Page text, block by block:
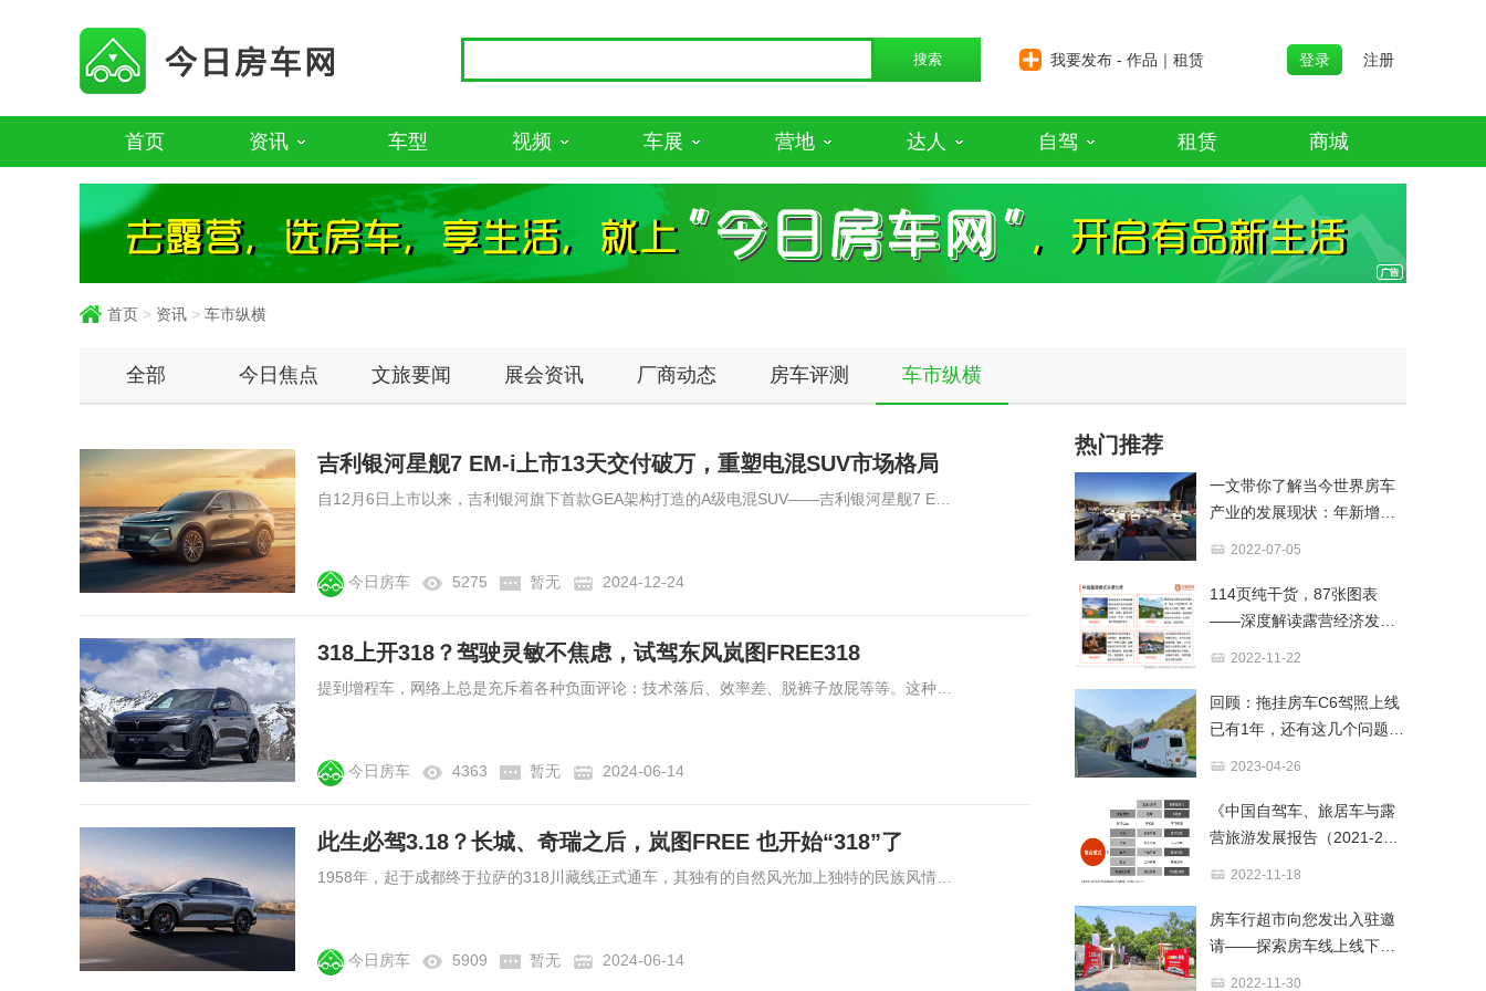
我要发布 - 作品｜租赁 注册
登录
首页 资讯 车型 视频 车展 营地 达人 自驾 租赁 商城
首页 > 资讯 > 车市纵横
全部 今日焦点 文旅要闻 展会资讯 厂商动态 房车评测 车市纵横
吉利银河星舰7 EM-i上市13天交付破万，重塑电混SUV市场格局
今日房车 5275 暂无 2024-12-24
318上开318？驾驶灵敏不焦虑，试驾东风岚图FREE318
今日房车 4363 暂无 2024-06-14
此生必驾3.18？长城、奇瑞之后，岚图FREE 也开始“318”了
今日房车 5909 暂无 2024-06-14
热门推荐
一文带你了解当今世界房车
产业的发展现状：年新增近
2022-07-05
114页纯干货，87张图表
——深度解读露营经济发展
2022-11-22
回顾：拖挂房车C6驾照上线
已有1年，还有这几个问题千
2023-04-26
《中国自驾车、旅居车与露
营旅游发展报告（2021-202
2022-11-18
房车行超市向您发出入驻邀
请——探索房车线上线下新
2022-11-30